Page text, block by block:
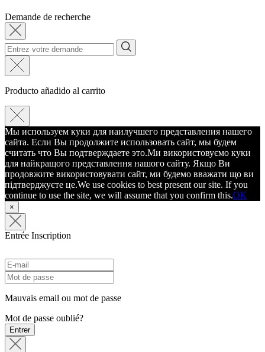
Demande de recherche
Producto añadido al carrito
Мы используем куки для наилучшего представления нашего
сайта. Если Вы продолжите использовать сайт, мы будем
считать что Вы подтверждаете это.Ми використовуємо куки
для найкращого представлення нашого сайту. Якщо Ви
продовжите використовувати сайт, ми будемо вважати що ви
підтверджуєте це.We use cookies to best present our site. If you
continue to use the site, we will assume that you confirm this.ОК
×
Entrée Inscription
Mauvais email ou mot de passe
Mot de passe oublié?
Entrer